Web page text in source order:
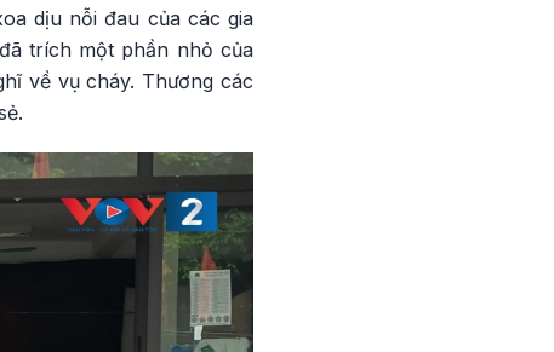
dịu nỗi đau của các gia
trích một phần nhỏ của
về vụ cháy. Thương các